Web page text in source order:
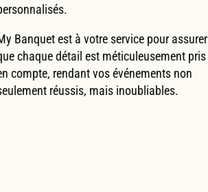
Banquet est à votre service pour assurer
chaque détail est méticuleusement pris
compte, rendant vos événements non
réussis, mais inoubliables.